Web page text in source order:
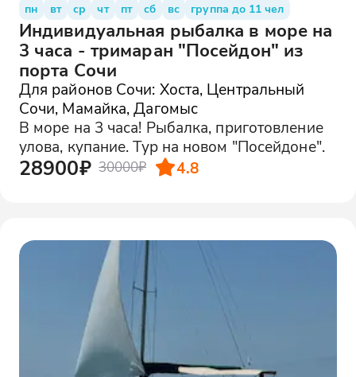
пн
вт ср чт пт сб вс группа до 11 чел
Индивидуальная рыбалка в море на
3 часа - тримаран "Посейдон" из
порта Сочи
Для районов Сочи: Хоста, Центральный
Сочи, Мамайка, Дагомыс
В море на 3 часа! Рыбалка, приготовление
улова, купание. Тур на новом "Посейдоне".
28900₽ 30000₽ 4.8